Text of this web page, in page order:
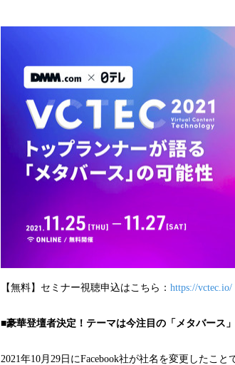
【無料】セミナー視聴申込はこちら： https://vctec.io/
■豪華登壇者決定！テーマは今注目の「メタバース」
2021年10月29日にFacebook社が社名を変更したこ